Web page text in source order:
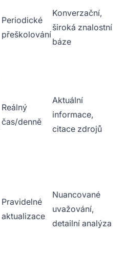
Periodické
přeškolování
Konverzační,
široká znalostní
báze
Reálný
čas/denně
Aktuální
informace,
citace zdrojů
Pravidelné
aktualizace
Nuancované
uvažování,
detailní analýza